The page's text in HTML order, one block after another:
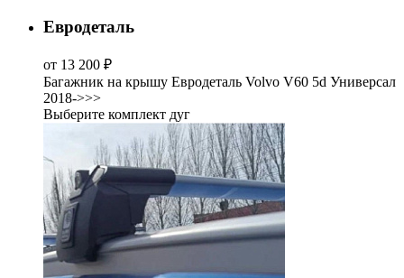
Евродеталь
от 13 200 ₽
Багажник на крышу Евродеталь Volvo V60 5d Универсал
2018->>>
Выберите комплект дуг